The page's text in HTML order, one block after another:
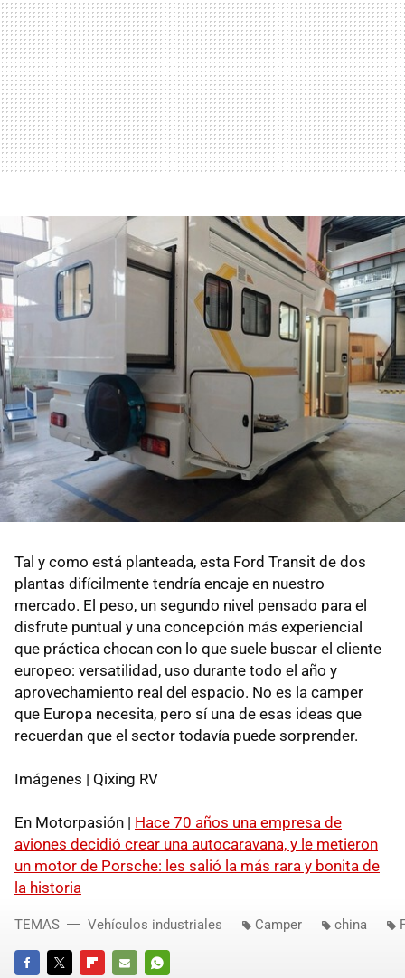
Tal y como está planteada, esta Ford Transit de dos
plantas difícilmente tendría encaje en nuestro
mercado. El peso, un segundo nivel pensado para el
disfrute puntual y una concepción más experiencial
que práctica chocan con lo que suele buscar el cliente
europeo: versatilidad, uso durante todo el año y
aprovechamiento real del espacio. No es la camper
que Europa necesita, pero sí una de esas ideas que
recuerdan que el sector todavía puede sorprender.
Imágenes | Qixing RV
En Motorpasión | Hace 70 años una empresa de
aviones decidió crear una autocaravana, y le metieron
un motor de Porsche: les salió la más rara y bonita de
la historia
TEMAS Vehículos industriales Camper china